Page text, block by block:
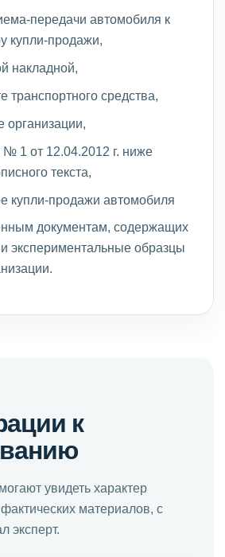
передачи автомобиля к
купли-продажи,
накладной,
транспортного средства,
организации,
№ 1 от 12.04.2012 г. ниже
текста,
купли-продажи автомобиля
документам, содержащих
экспериментальные образцы
к
увидеть характер
материалов, с
эксперт.